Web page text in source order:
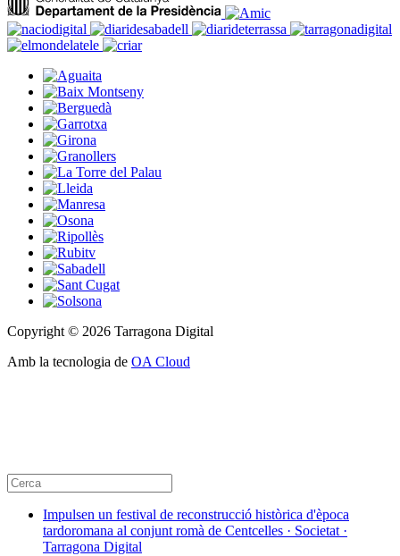
Copyright © 2026 Tarragona Digital
Amb la tecnologia de OA Cloud
Impulsen un festival de reconstrucció històrica d'època
tardoromana al conjunt romà de Centcelles · Societat ·
Tarragona Digital